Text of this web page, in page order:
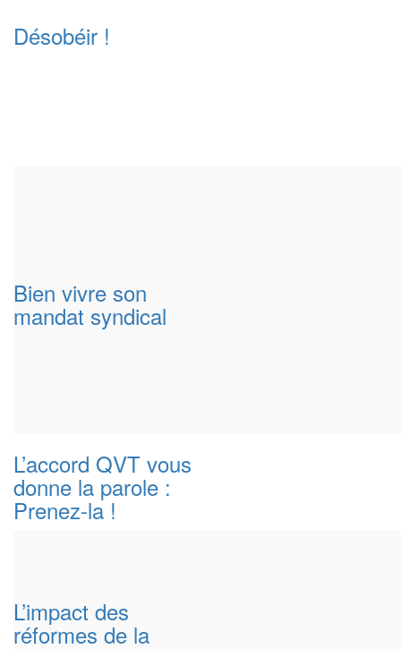
Désobéir !
Bien vivre son
mandat syndical
L’accord QVT vous
donne la parole :
Prenez-la !
L’impact des
réformes de la